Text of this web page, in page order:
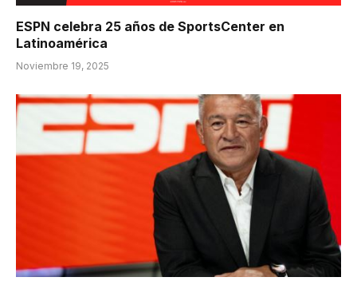
ESPN celebra 25 años de SportsCenter en
Latinoamérica
Noviembre 19, 2025